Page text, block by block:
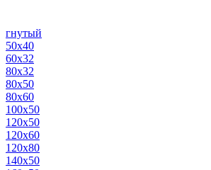
гнутый
50х40
60х32
80х32
80х50
80х60
100х50
120х50
120х60
120х80
140х50